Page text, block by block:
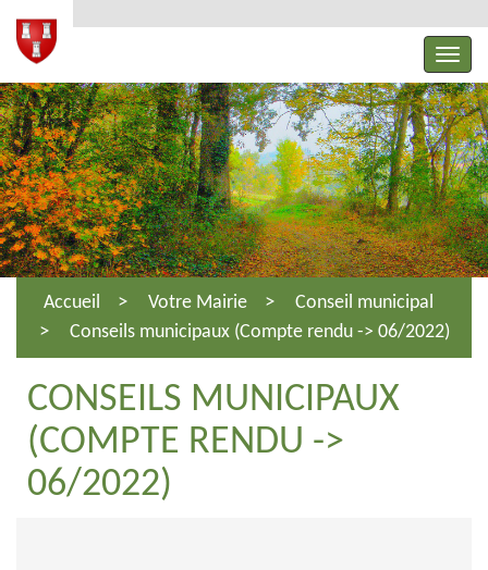
Accueil Votre Mairie
Conseil municipal
Conseils municipaux (Compte rendu -> 06/2022)
CONSEILS MUNICIPAUX
(COMPTE RENDU ->
06/2022)